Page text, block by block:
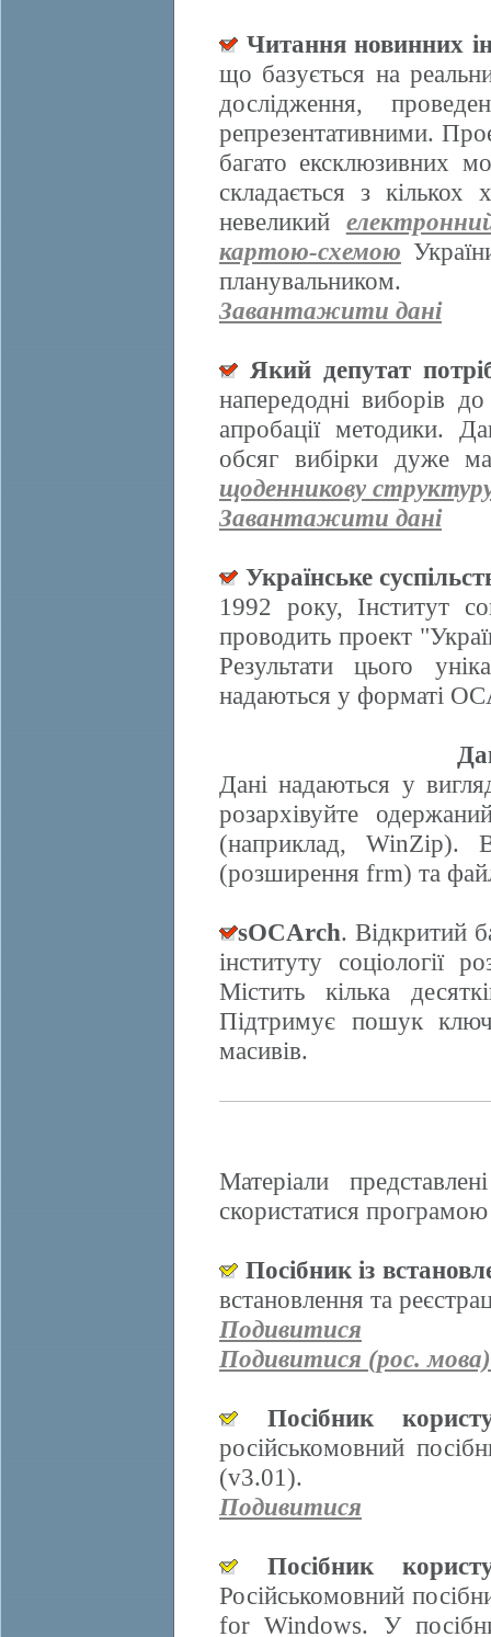
Читання новинних
що базується на
дослідження,
репрезентативними.
багато ексклюзивних
складається з
невеликий
картою-схемою
планувальником.
Завантажити дані
Який депутат
напередодні виборів
апробації методики.
обсяг вибірки дуже
щоденникову
Завантажити дані
Українське
1992 року, Інститут
проводить проект
Результати цього
надаються у форматі
Дані надаються у
розархівуйте
(наприклад, WinZip).
(розширення frm) та
sOCArch. Відкритий
інституту соціології
Містить кілька
Підтримує пошук
масивів.
Матеріали
скористатися
Посібник із
встановлення та
Подивитися
Подивитися (рос. мова)
Посібник
російськомовний
(v3.01).
Подивитися
Посібник
Російськомовний
for Windows. У